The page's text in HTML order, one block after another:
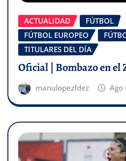
ACTUALIDAD
FÚTBOL
FÚTBOL EUROPEO
TITULARES DEL DÍA
Oficial | Bombazo en el
manulopezfdez Ago